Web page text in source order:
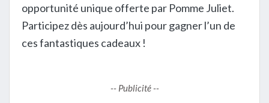
opportunité unique offerte par Pomme Juliet.
Participez dès aujourd’hui pour gagner l’un de
ces fantastiques cadeaux !
-- Publicité --